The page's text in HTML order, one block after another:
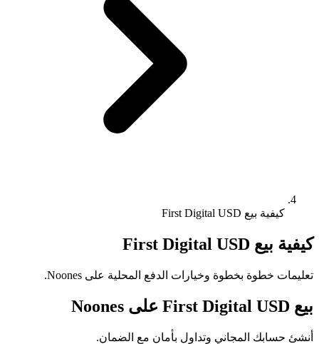
كيفية بيع First Digital USD
كيفية بيع First Digital USD
تعليمات خطوة بخطوة وخيارات الدفع المحلية على Noones.
بيع First Digital USD على Noones
أنشئ حسابك المجاني وتداول بأمان مع الضمان.